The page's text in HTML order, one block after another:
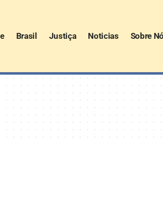
Brasil Justiça Noticias Sobre